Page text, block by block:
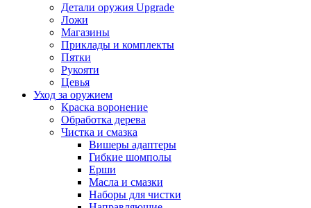
Детали оружия Upgrade
Ложи
Магазины
Приклады и комплекты
Пятки
Рукояти
Цевья
Уход за оружием
Краска воронение
Обработка дерева
Чистка и смазка
Вишеры адаптеры
Гибкие шомполы
Ерши
Масла и смазки
Наборы для чистки